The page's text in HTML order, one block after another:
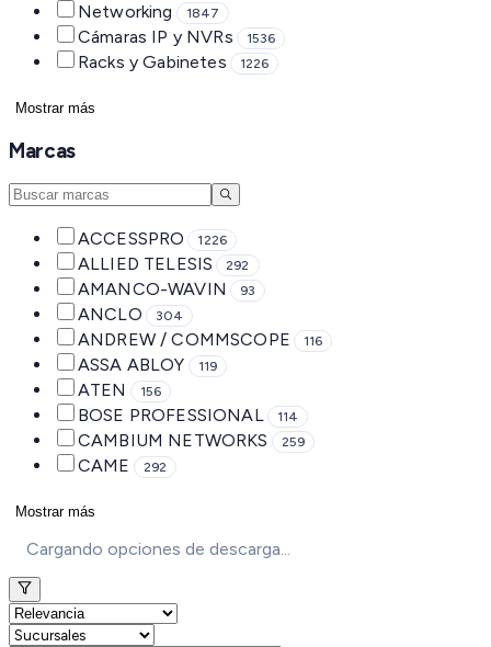
Networking 1847
Cámaras IP y NVRs 1536
Racks y Gabinetes 1226
Mostrar más
Marcas
ACCESSPRO 1226
ALLIED TELESIS 292
AMANCO-WAVIN 93
ANCLO 304
ANDREW / COMMSCOPE 116
ASSA ABLOY 119
ATEN 156
BOSE PROFESSIONAL 114
CAMBIUM NETWORKS 259
CAME 292
Mostrar más
Cargando opciones de descarga...